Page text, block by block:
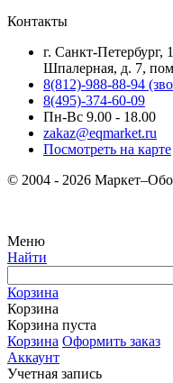
Контакты
г. Санкт-Петербург,
Шпалерная, д. 7,
8(812)-988-88-94
8(495)-374-60-09
Пн-Вс 9.00 - 18.00
zakaz@eqmarket.ru
Посмотреть на карте
© 2004 - 2026
Меню
Найти
Корзина
Корзина
Корзина пуста
Корзина Оформить заказ
Аккаунт
Учетная запись